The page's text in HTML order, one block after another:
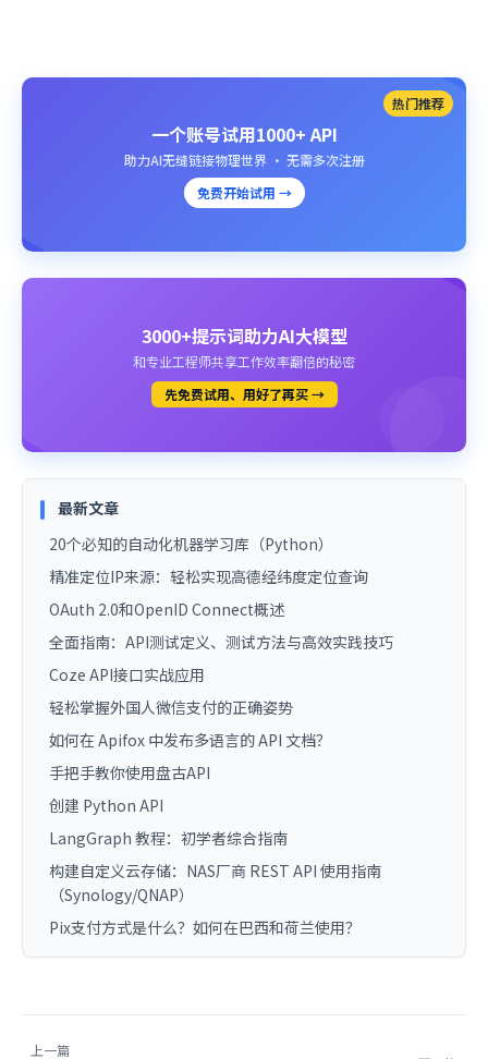
热门推荐
一个账号试用1000+ API
助力AI无缝链接物理世界 · 无需多次注册
免费开始试用 →
3000+提示词助力AI大模型
和专业工程师共享工作效率翻倍的秘密
先免费试用、用好了再买 →
最新文章
20个必知的自动化机器学习库（Python）
精准定位IP来源：轻松实现高德经纬度定位查询
OAuth 2.0和OpenID Connect概述
全面指南：API测试定义、测试方法与高效实践技巧
Coze API接口实战应用
轻松掌握外国人微信支付的正确姿势
如何在 Apifox 中发布多语言的 API 文档？
手把手教你使用盘古API
创建 Python API
LangGraph 教程：初学者综合指南
构建自定义云存储：NAS厂商 REST API 使用指南
（Synology/QNAP）
Pix支付方式是什么？如何在巴西和荷兰使用？
上一篇